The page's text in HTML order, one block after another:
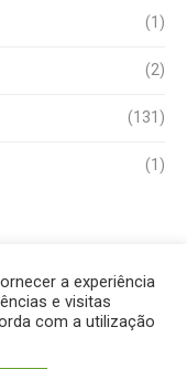
(1)
(2)
(131)
(1)
Disclaimer
a experiência
e visitas
com a utilização